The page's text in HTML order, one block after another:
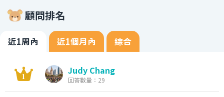
顧問排名
近1周內 近1個月內 綜合
Judy Chang
回答數量：29